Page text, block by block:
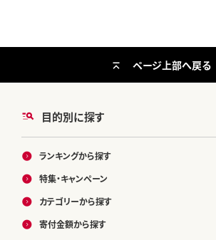
目的別に探す
ランキングから探す
特集・キャンペーン
カテゴリーから探す
寄付金額から探す
ページ上部へ戻る